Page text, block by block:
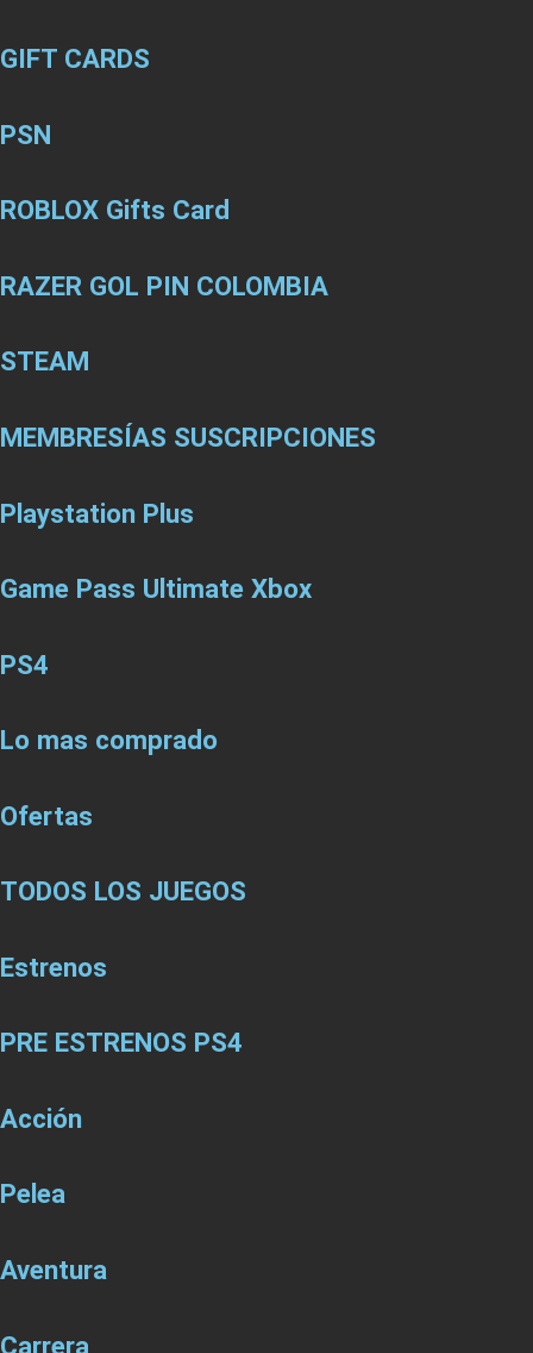
GIFT CARDS
PSN
ROBLOX Gifts Card
RAZER GOL PIN COLOMBIA
STEAM
MEMBRESÍAS SUSCRIPCIONES
Playstation Plus
Game Pass Ultimate Xbox
PS4
Lo mas comprado
Ofertas
TODOS LOS JUEGOS
Estrenos
PRE ESTRENOS PS4
Acción
Pelea
Aventura
Carrera